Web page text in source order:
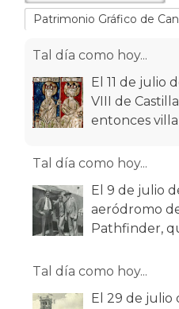
Patrimonio Gráfico de
Tal día como hoy...
El 11 de julio
VIII de
entonces
Tal día como hoy...
El 9 de julio
aeródromo
Pathfinder,
Tal día como hoy...
El 29 de julio